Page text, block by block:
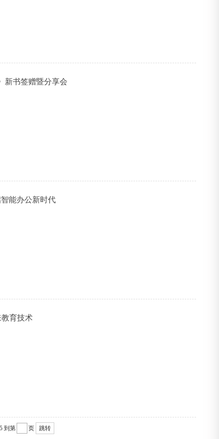
书签赠暨分享会
能办公新时代
育技术
到第 页 跳转